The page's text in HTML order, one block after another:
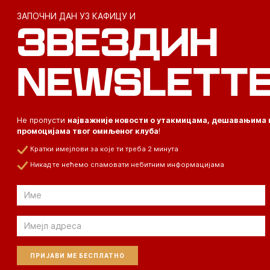
ЗАПОЧНИ ДАН УЗ КАФИЦУ И
ЗВЕЗДИН
Не пропусти најважније новости о утакмицама, дешавањима
промоцијама твог омиљеног клуба!
Кратки имејлови за које ти треба 2 минута
Никад те нећемо спамовати небитним информацијама
Email
Email